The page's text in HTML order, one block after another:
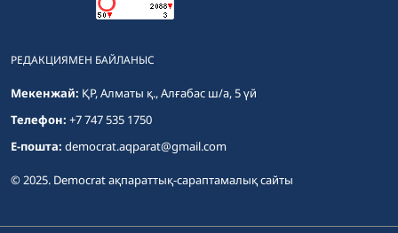
РЕДАКЦИЯМЕН БАЙЛАНЫС
Мекенжай: ҚР, Алматы қ., Алғабас ш/а, 5 үй
Телефон: +7 747 535 1750
E-пошта: democrat.aqparat@gmail.com
© 2025. Democrat ақпараттық-сараптамалық сайты